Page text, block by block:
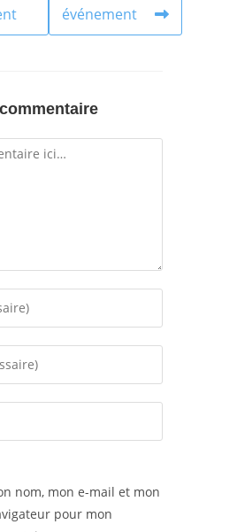
événement
nom, mon e-mail et mon
pour mon